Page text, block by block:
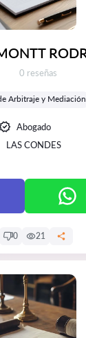
Número de
0 reseñas
Arbitraje y Mediación
Abogado
LAS CONDES
0 21